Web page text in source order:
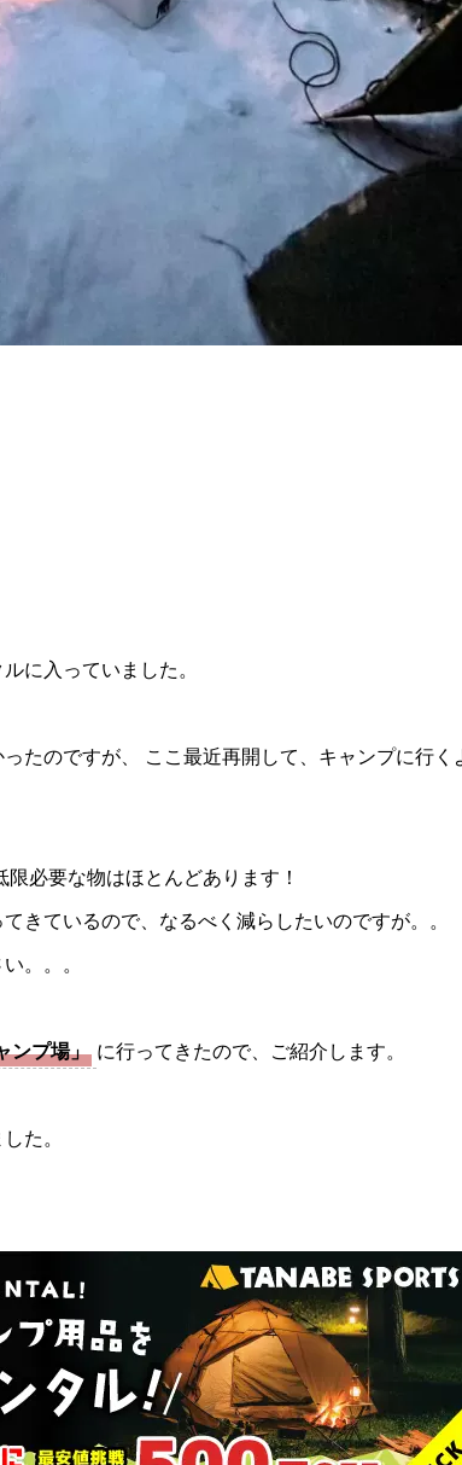
に入っていました。
たのですが、 ここ最近再開して、キャンプに行く
必要な物はほとんどあります！
きているので、なるべく減らしたいのですが。。
。。。
ンプ場」 に行ってきたので、ご紹介します。
た。